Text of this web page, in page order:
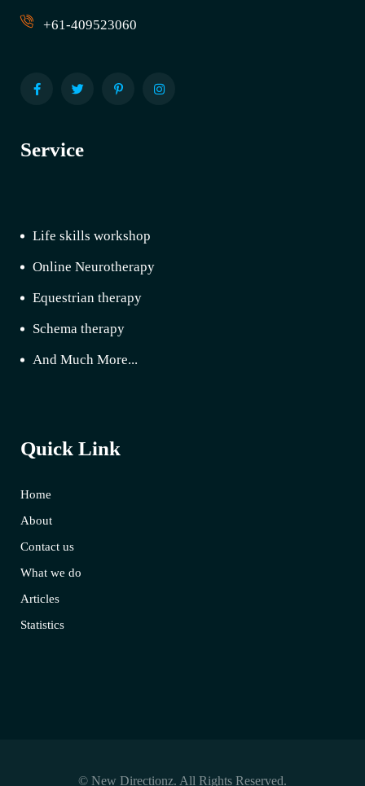
+61-409523060
Service
Life skills workshop
Online Neurotherapy
Equestrian therapy
Schema therapy
And Much More...
Quick Link
Home
About
Contact us
What we do
Articles
Statistics
© New Directionz. All Rights Reserved.